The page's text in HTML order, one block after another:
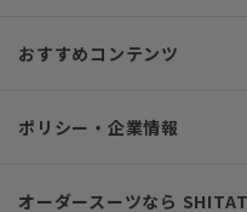
おすすめコンテンツ
ポリシー・企業情報
オーダースーツなら